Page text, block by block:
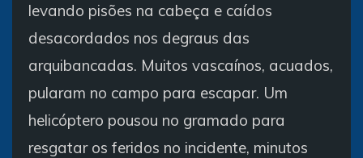
levando pisões na cabeça e caídos
desacordados nos degraus das
arquibancadas. Muitos vascaínos, acuados,
pularam no campo para escapar. Um
helicóptero pousou no gramado para
resgatar os feridos no incidente, minutos